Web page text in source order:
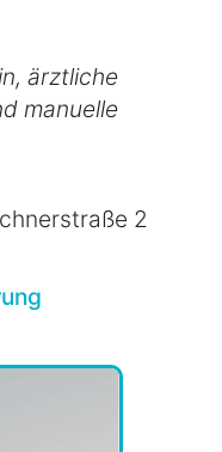
ärztliche
manuelle
2